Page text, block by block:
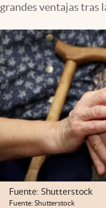
Mediakit
abre en nueva pestaña
México
grandes ventajas tras
Fuente: Shutterstock
Fuente: Shutterstock